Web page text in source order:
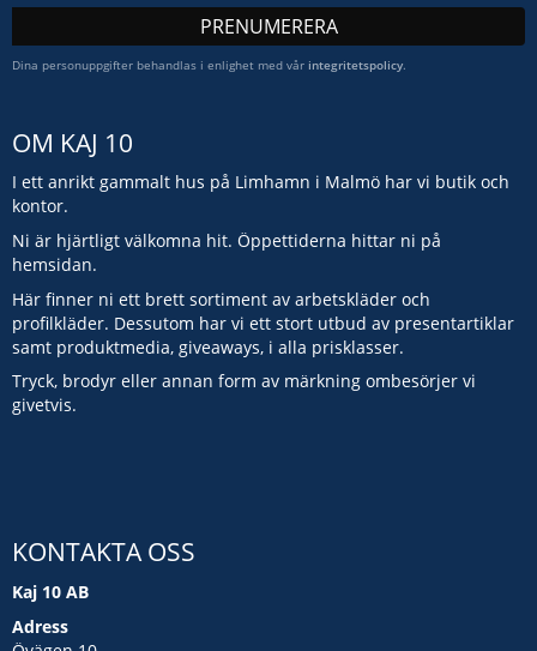
PRENUMERERA
Dina personuppgifter behandlas i enlighet med vår integritetspolicy.
OM KAJ 10
I ett anrikt gammalt hus på Limhamn i Malmö har vi butik och
kontor.
Ni är hjärtligt välkomna hit. Öppettiderna hittar ni på
hemsidan.
Här finner ni ett brett sortiment av arbetskläder och
profilkläder. Dessutom har vi ett stort utbud av presentartiklar
samt produktmedia, giveaways, i alla prisklasser.
Tryck, brodyr eller annan form av märkning ombesörjer vi
givetvis.
KONTAKTA OSS
Kaj 10 AB
Adress